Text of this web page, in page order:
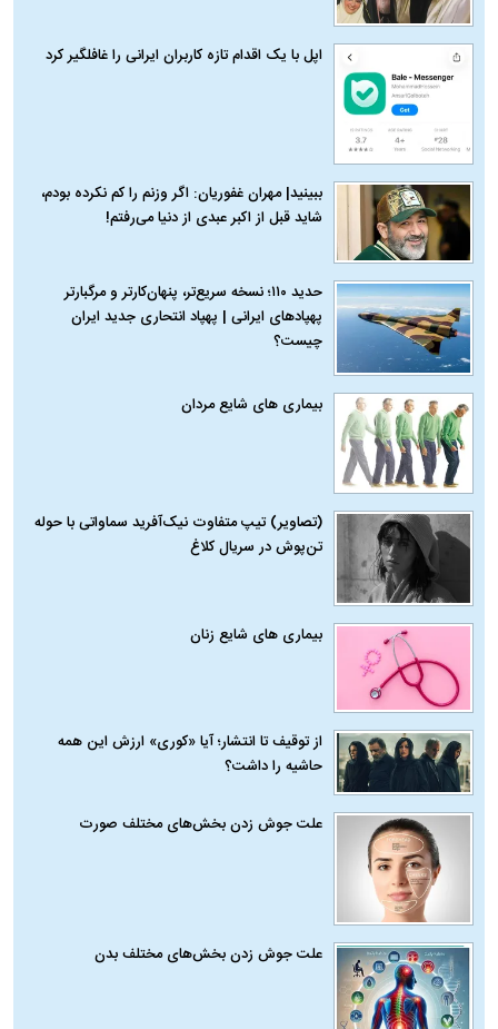
اپل با یک اقدام تازه کاربران ایرانی را غافلگیر کرد
ببینید| مهران غفوریان: اگر وزنم را کم نکرده بودم،
شاید قبل از اکبر عبدی از دنیا می‌رفتم!
حدید ۱۱۰؛ نسخه سریع‌تر، پنهان‌کارتر و مرگبارتر
پهپادهای ایرانی | پهپاد انتحاری جدید ایران
چیست؟
بیماری‌ های شایع مردان
(تصاویر) تیپ متفاوت نیک‌آفرید سماواتی با حوله
تن‌پوش در سریال کلاغ
بیماری‌ های شایع زنان
از توقیف تا انتشار؛ آیا «کوری» ارزش این همه
حاشیه را داشت؟
علت جوش زدن بخش‌های مختلف صورت
علت جوش زدن بخش‌های مختلف بدن